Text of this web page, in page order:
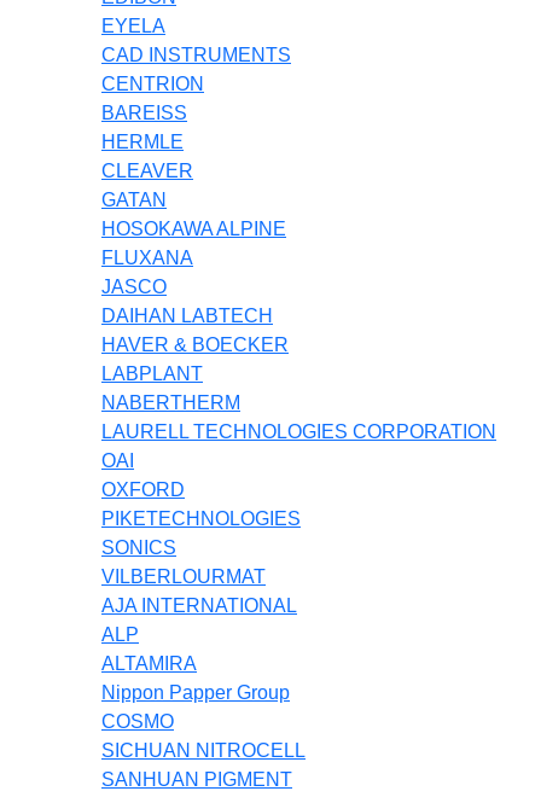
EYELA
CAD INSTRUMENTS
CENTRION
BAREISS
HERMLE
CLEAVER
GATAN
HOSOKAWA ALPINE
FLUXANA
JASCO
DAIHAN LABTECH
HAVER & BOECKER
LABPLANT
NABERTHERM
LAURELL TECHNOLOGIES CORPORATION
OAI
OXFORD
PIKETECHNOLOGIES
SONICS
VILBERLOURMAT
AJA INTERNATIONAL
ALP
ALTAMIRA
Nippon Papper Group
COSMO
SICHUAN NITROCELL
SANHUAN PIGMENT